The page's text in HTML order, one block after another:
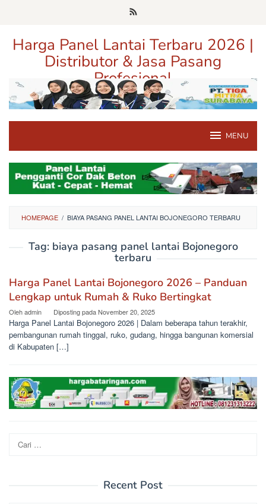
Harga Panel Lantai Terbaru 2026 |
Distributor & Jasa Pasang
Profesional
Pusat Informasi Harga, Distributor, dan Jasa Pasang Panel Lantai
Terpercaya di Jawa Timur
MENU
HOMEPAGE / BIAYA PASANG PANEL LANTAI BOJONEGORO TERBARU
Tag: biaya pasang panel lantai Bojonegoro
terbaru
Harga Panel Lantai Bojonegoro 2026 – Panduan
Lengkap untuk Rumah & Ruko Bertingkat
Olehadmin Diposting padaNovember 20, 2025
Harga Panel Lantai Bojonegoro 2026 | Dalam beberapa tahun terakhir,
pembangunan rumah tinggal, ruko, gudang, hingga bangunan komersial
di Kabupaten […]
Cari
untuk:
Recent Post